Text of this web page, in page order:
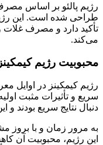
رژیم پالئو بر اساس
طراحی شده است. این
تأکید دارد و مصرف
می‌کند.
محبوبیت رژیم
رژیم کیمکینز در اوایل
سریع و تأثیرات مثبت
دنبال نتایج سریع بودند و
به مرور زمان و با بروز
این رژیم، محبوبیت آن